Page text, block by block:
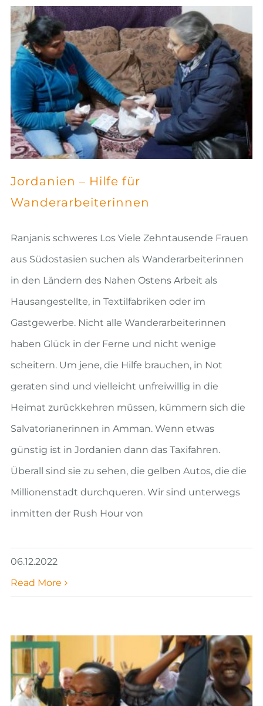
Jordanien – Hilfe für
Wanderarbeiterinnen
Ranjanis schweres Los Viele Zehntausende Frauen
aus Südostasien suchen als Wanderarbeiterinnen
in den Ländern des Nahen Ostens Arbeit als
Hausangestellte, in Textilfabriken oder im
Gastgewerbe. Nicht alle Wanderarbeiterinnen
haben Glück in der Ferne und nicht wenige
scheitern. Um jene, die Hilfe brauchen, in Not
geraten sind und vielleicht unfreiwillig in die
Heimat zurückkehren müssen, kümmern sich die
Salvatorianerinnen in Amman. Wenn etwas
günstig ist in Jordanien dann das Taxifahren.
Überall sind sie zu sehen, die gelben Autos, die die
Millionenstadt durchqueren. Wir sind unterwegs
inmitten der Rush Hour von
06.12.2022
Read More